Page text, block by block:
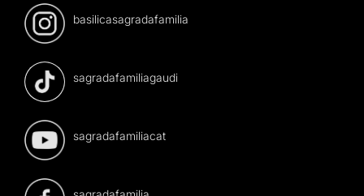
basilicasagradafamilia
sagradafamiliagaudi
sagradafamiliacat